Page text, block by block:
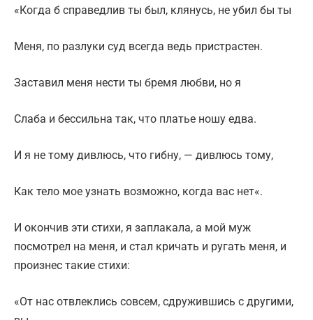
«Когда б справедлив ты был, клянусь, не убил бы ты
Меня, по разлуки суд всегда ведь пристрастен.
Заставил меня нести ты бремя любви, но я
Слаба и бессильна так, что платье ношу едва.
И я не тому дивлюсь, что гибну, — дивлюсь тому,
Как тело мое узнать возможно, когда вас нет«.
И окончив эти стихи, я заплакала, а мой муж
посмотрел на меня, и стал кричать и ругать меня, и
произнес такие стихи:
«От нас отвлеклись совсем, сдружившись с другими,